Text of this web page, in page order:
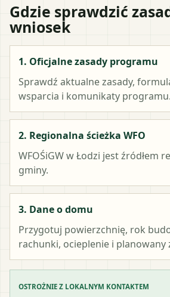
Gdzie sprawdzić
wniosek
1. Oficjalne zasady programu
Sprawdź aktualne zasady,
wsparcia i komunikaty programu.
2. Regionalna ścieżka WFO
WFOŚiGW w Łodzi jest źródłem
gminy.
3. Dane o domu
Przygotuj powierzchnię, rok
rachunki, ocieplenie i planowany
OSTROŻNIE Z LOKALNYM KONTAKTEM